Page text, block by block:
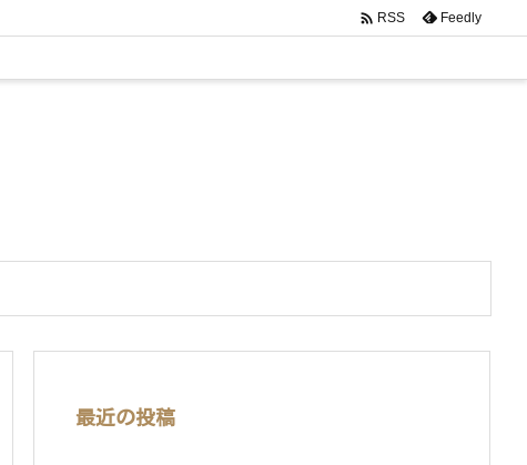
 RSS Feedly
最近の投稿